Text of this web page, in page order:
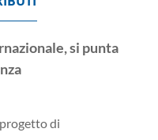
si punta
di